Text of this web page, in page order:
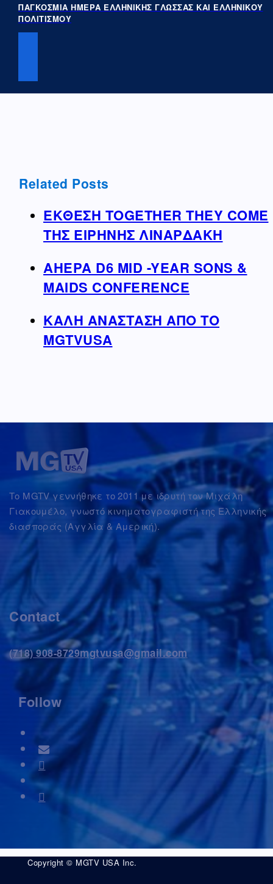
ΠΑΓΚΟΣΜΙΑ ΗΜΕΡΑ ΕΛΛΗΝΙΚΗΣ ΓΛΩΣΣΑΣ ΚΑΙ ΕΛΛΗΝΙΚΟΥ
ΠΟΛΙΤΙΣΜΟΥ
Related Posts
ΕΚΘΕΣΗ TOGETHER THEY COME
ΤΗΣ ΕΙΡΗΝΗΣ ΛΙΝΑΡΔΑΚΗ
AHEPA D6 MID -YEAR SONS &
MAIDS CONFERENCE
ΚΑΛΗ ΑΝΑΣΤΑΣΗ ΑΠΟ ΤΟ
MGTVUSA
Το MGTV γεννήθηκε το 2011 με ιδρυτή τον Μιχάλη
Γιακουμέλο, γνωστό κινηματογραφιστή της Ελληνικής
διασποράς (Αγγλία & Αμερική).
Contact
(718) 908-8729mgtvusa@gmail.com
Follow
Copyright © MGTV USA Inc.